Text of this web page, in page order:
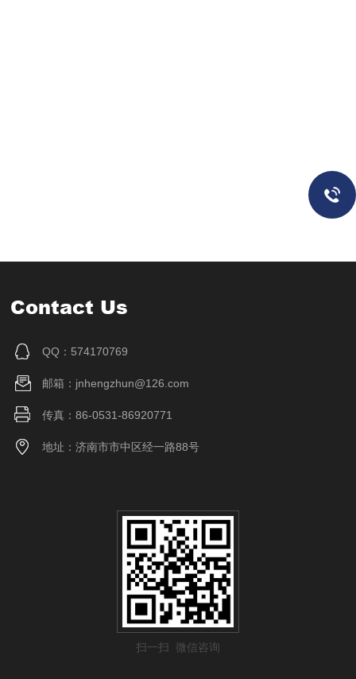
Contact Us
QQ：574170769
邮箱：jnhengzhun@126.com
传真：86-0531-86920771
地址：济南市市中区经一路88号
扫一扫 微信咨询